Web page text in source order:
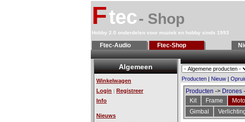
Ftec- Shop
Hobby 2.0 onderdelen voor muziek en hobby sinds 1993
Ftec-Audio Ftec-Shop
Algemeen
Winkelwagen
Login | Registreer
Info
Nieuws
Producten | Nieuw |
Producten -> Drones
Kit
Frame
Gimbal